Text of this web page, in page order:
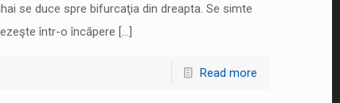
se duce spre bifurcaţia din dreapta. Se simte
într-o încăpere […]
Read more